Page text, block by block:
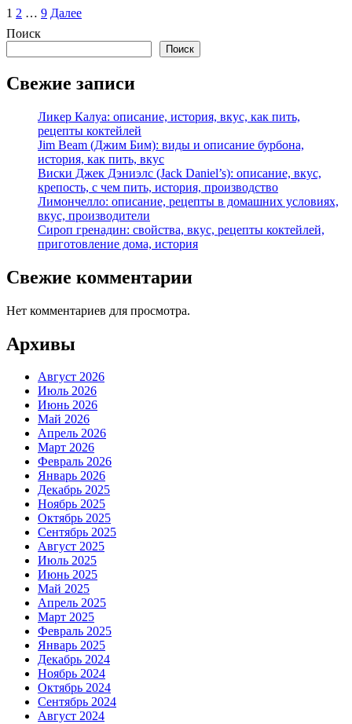
Пагинация
записей
1 2 … 9 Далее
Поиск
Поиск
Свежие записи
Ликер Калуа: описание, история, вкус, как пить,
рецепты коктейлей
Jim Beam (Джим Бим): виды и описание бурбона,
история, как пить, вкус
Виски Джек Дэниэлс (Jack Daniel’s): описание, вкус,
крепость, с чем пить, история, производство
Лимончелло: описание, рецепты в домашних условиях,
вкус, производители
Сироп гренадин: свойства, вкус, рецепты коктейлей,
приготовление дома, история
Свежие комментарии
Нет комментариев для просмотра.
Архивы
Август 2026
Июль 2026
Июнь 2026
Май 2026
Апрель 2026
Март 2026
Февраль 2026
Январь 2026
Декабрь 2025
Ноябрь 2025
Октябрь 2025
Сентябрь 2025
Август 2025
Июль 2025
Июнь 2025
Май 2025
Апрель 2025
Март 2025
Февраль 2025
Январь 2025
Декабрь 2024
Ноябрь 2024
Октябрь 2024
Сентябрь 2024
Август 2024